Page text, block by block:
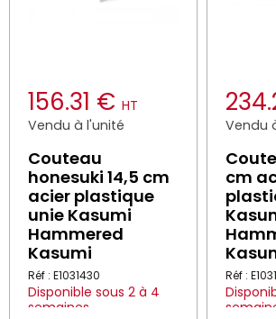
156.31 € HT
Vendu à l'unité
Couteau
honesuki 14,5 cm
acier plastique
unie Kasumi
Hammered
Kasumi
Réf : E1031430
Disponible sous 2 à 4
semaines
Vendu
cm
Réf :